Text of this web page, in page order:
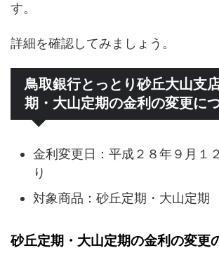
す。
詳細を確認してみましょう。
鳥取銀行とっとり砂丘大山支
期・大山定期の金利の変更に
金利変更日：平成２８年９月１
り
対象商品：砂丘定期・大山定期
砂丘定期・大山定期の金利の変更